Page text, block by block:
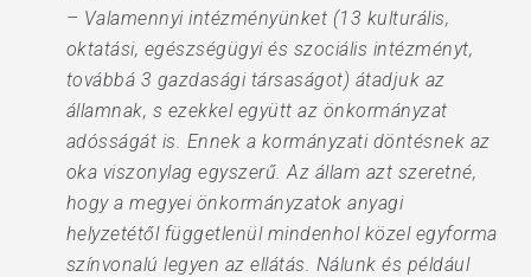
– Valamennyi intézményünket (13 kulturális,
oktatási, egészségügyi és szociális intézményt,
továbbá 3 gazdasági társaságot) átadjuk az
államnak, s ezekkel együtt az önkormányzat
adósságát is. Ennek a kormányzati döntésnek az
oka viszonylag egyszerű. Az állam azt szeretné,
hogy a megyei önkormányzatok anyagi
helyzetétől függetlenül mindenhol közel egyforma
színvonalú legyen az ellátás. Nálunk és például